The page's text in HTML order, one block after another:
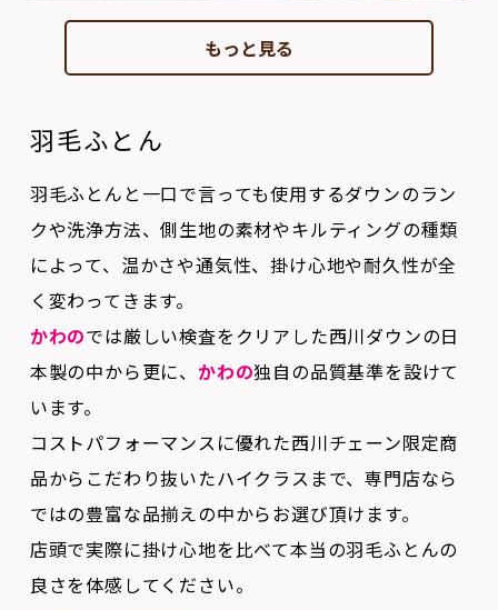
羽毛ふとん
羽毛ふとんと一口で言っても使用するダウンのラン
によって、温かさや通気性、掛け心地や耐久性が全
く変わってきます。
かわの では厳しい検査をクリアした西川ダウンの日
本製の中から更に、
います。
コストパフォーマンスに優れた西川チェーン限定商
品からこだわり抜いたハイクラスまで、専門店なら
ではの豊富な品揃えの中からお選び頂けます。
店頭で実際に掛け心地を比べて本当の羽毛ふとんの
良さを体感してください。